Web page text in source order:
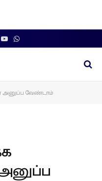
YouTubeWhatsApp
அனுப்ப வேண்டாம்